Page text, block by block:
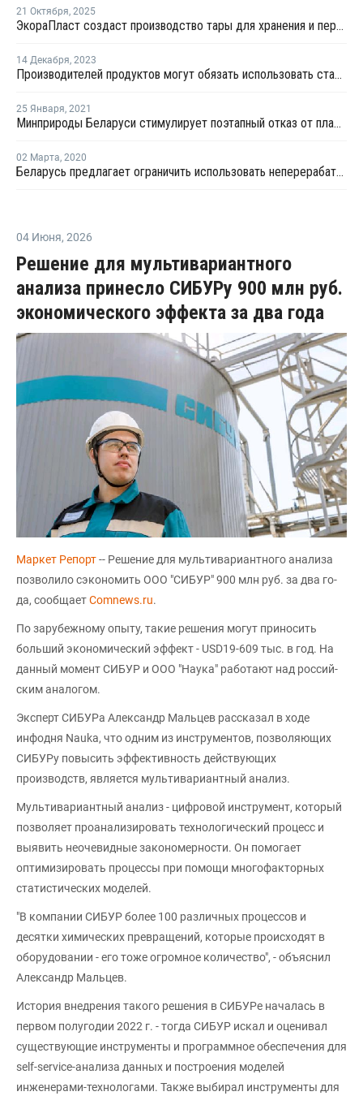
21 Октября, 2025
ЭкораПласт создаст производство тары для хранения и перевозки продукции
14 Декабря, 2023
Производителей продуктов могут обязать использовать стандартную упаковку
25 Января, 2021
Минприроды Беларуси стимулирует поэтапный отказ от пластиковой упаковки в стране
02 Марта, 2020
Беларусь предлагает ограничить использовать неперерабатываемую упаковку в ЕАЭС
04 Июня, 2026
Решение для мультивариантного
анализа принесло СИБУРу 900 млн руб.
экономического эффекта за два года
Маркет Репорт-- Ре­шение для муль­ти­вариан­тно­го ана­лиза
поз­во­лило сэ­коно­мить ООО "СИБУР" 900 млн руб. за два го­
да, сообщаетСomnews.ru.
По за­рубеж­но­му опы­ту, та­кие ре­шения мо­гут при­носить
боль­ший эко­номи­чес­кий эф­фект - USD19-609 тыс. в год. На
дан­ный мо­мент СИБУР и ООО "Нау­ка" ра­ботают над рос­сий­
ским ана­логом.
Эксперт СИБУРа Александр Мальцев рассказал в ходе
инфодня Nauka, что одним из инструментов, позволяющих
СИБУРу повысить эффективность действующих
производств, является мультивариантный анализ.
Мультивариантный анализ - цифровой инструмент, который
позволяет проанализировать технологический процесс и
выявить неочевидные закономерности. Он помогает
оптимизировать процессы при помощи многофакторных
статистических моделей.
"В компании СИБУР более 100 различных процессов и
десятки химических превращений, которые происходят в
оборудовании - его тоже огромное количество", - объяснил
Александр Мальцев.
История внедрения такого решения в СИБУРе началась в
первом полугодии 2022 г. - тогда СИБУР искал и оценивал
существующие инструменты и программное обеспечения для
self-service-анализа данных и построения моделей
инженерами-технологами. Также выбирал инструменты для